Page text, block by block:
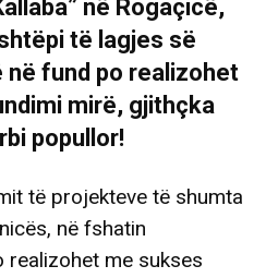
në Rogaçicë,
të lagjes së
në fund po realizohet
mirë, gjithçka
popullor!
të projekteve të shumta
në fshatin
realizohet me sukses